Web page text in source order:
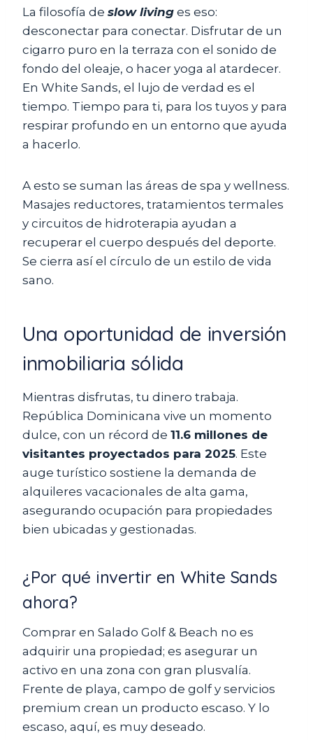
La filosofía de slow living es eso:
desconectar para conectar. Disfrutar de un
cigarro puro en la terraza con el sonido de
fondo del oleaje, o hacer yoga al atardecer.
En White Sands, el lujo de verdad es el
tiempo. Tiempo para ti, para los tuyos y para
respirar profundo en un entorno que ayuda
a hacerlo.
A esto se suman las áreas de spa y wellness.
Masajes reductores, tratamientos termales
y circuitos de hidroterapia ayudan a
recuperar el cuerpo después del deporte.
Se cierra así el círculo de un estilo de vida
sano.
Una oportunidad de inversión
inmobiliaria sólida
Mientras disfrutas, tu dinero trabaja.
República Dominicana vive un momento
dulce, con un récord de 11.6 millones de
visitantes proyectados para 2025. Este
auge turístico sostiene la demanda de
alquileres vacacionales de alta gama,
asegurando ocupación para propiedades
bien ubicadas y gestionadas.
¿Por qué invertir en White Sands
ahora?
Comprar en Salado Golf & Beach no es
adquirir una propiedad; es asegurar un
activo en una zona con gran plusvalía.
Frente de playa, campo de golf y servicios
premium crean un producto escaso. Y lo
escaso, aquí, es muy deseado.